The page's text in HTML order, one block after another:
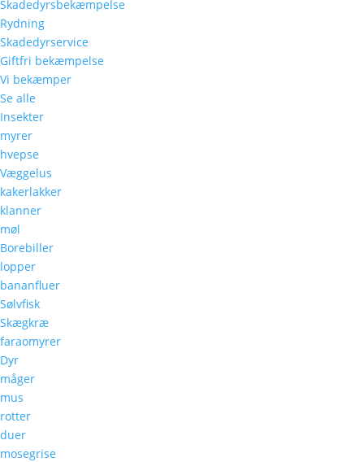
Skadedyrsbekæmpelse
Rydning
Skadedyrservice
Giftfri bekæmpelse
Vi bekæmper
Se alle
Insekter
myrer
hvepse
Væggelus
kakerlakker
klanner
møl
Borebiller
lopper
bananfluer
Sølvfisk
Skægkræ
faraomyrer
Dyr
måger
mus
rotter
duer
mosegrise